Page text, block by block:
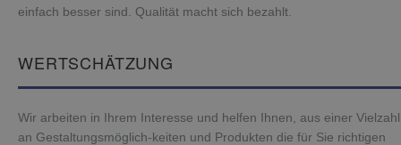
einfach besser sind. Qualität macht sich bezahlt.
WERTSCHÄTZUNG
Wir arbeiten in Ihrem Interesse und helfen Ihnen, aus einer Vielzahl
an Gestaltungsmöglich-keiten und Produkten die für Sie richtigen